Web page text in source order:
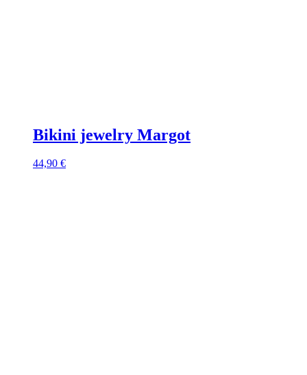
Bikini jewelry Margot
44,90 €